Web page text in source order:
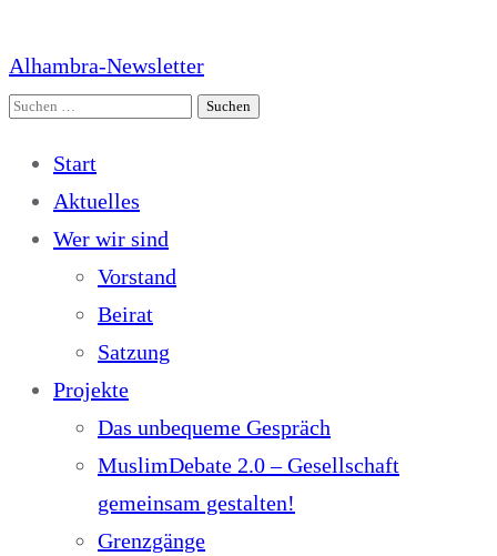
Alhambra-Newsletter
Suchen
Start
Aktuelles
Wer wir sind
Vorstand
Beirat
Satzung
Projekte
Das unbequeme Gespräch
MuslimDebate 2.0 – Gesellschaft
gemeinsam gestalten!
Grenzgänge